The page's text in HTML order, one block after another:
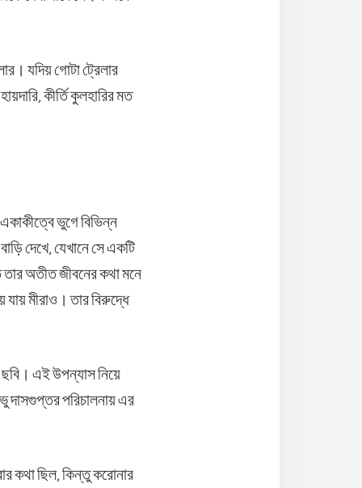
যদিয় গোটা ট্রেলার
কীর্তি কুলহারির মত
ভুগে বিভিন্ন
দেখে, যেখানে সে একটি
তার অতীত জীবনের কথা মনে
মীরাও। তার বিরুদ্ধে
ছবি। এই উপন্যাস নিয়ে
দাসগুপ্তর পরিচালনায় এর
কথা ছিল, কিন্তু করোনার